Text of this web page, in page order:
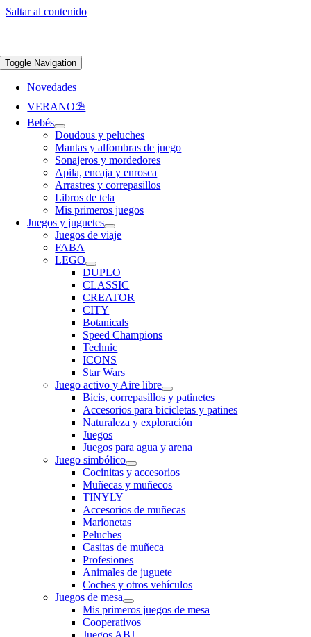
Saltar al contenido
Toggle Navigation
Novedades
VERANO⛱️​
Bebés
Doudous y peluches
Mantas y alfombras de juego
Sonajeros y mordedores
Apila, encaja y enrosca
Arrastres y correpasillos
Libros de tela
Mis primeros juegos
Juegos y juguetes
Juegos de viaje
FABA
LEGO
DUPLO
CLASSIC
CREATOR
CITY
Botanicals
Speed Champions
Technic
ICONS
Star Wars
Juego activo y Aire libre
Bicis, correpasillos y patinetes
Accesorios para bicicletas y patines
Naturaleza y exploración
Juegos
Juegos para agua y arena
Juego simbólico
Cocinitas y accesorios
Muñecas y muñecos
TINYLY
Accesorios de muñecas
Marionetas
Peluches
Casitas de muñeca
Profesiones
Animales de juguete
Coches y otros vehículos
Juegos de mesa
Mis primeros juegos de mesa
Cooperativos
Juegos ABJ